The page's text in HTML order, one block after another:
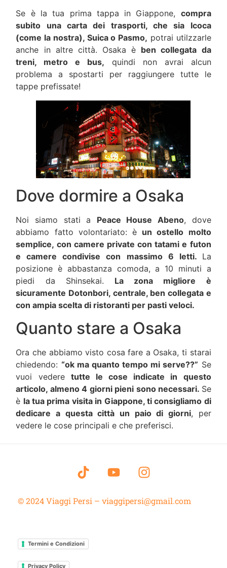
Se è la tua prima tappa in Giappone, compra
subito una carta dei trasporti, che sia Icoca
(come la nostra), Suica o Pasmo, potrai utilzzarle
anche in altre città. Osaka è ben collegata da
treni, metro e bus, quindi non avrai alcun
problema a spostarti per raggiungere tutte le
tappe prefissate!
Dove dormire a Osaka
Noi siamo stati a Peace House Abeno, dove
abbiamo fatto volontariato: è un ostello molto
semplice, con camere private con tatami e futon
e camere condivise con massimo 6 letti. La
posizione è abbastanza comoda, a 10 minuti a
piedi da Shinsekai. La zona migliore è
sicuramente Dotonbori, centrale, ben collegata e
con ampia scelta di ristoranti per pasti veloci.
Quanto stare a Osaka
Ora che abbiamo visto cosa fare a Osaka, ti starai
chiedendo: “ok ma quanto tempo mi serve??” Se
vuoi vedere tutte le cose indicate in questo
articolo, almeno 4 giorni pieni sono necessari. Se
è la tua prima visita in Giappone, ti consigliamo di
dedicare a questa città un paio di giorni, per
vedere le cose principali e che preferisci.
© 2024 Viaggi Persi – viaggipersi@gmail.com
Termini e Condizioni
Privacy Policy